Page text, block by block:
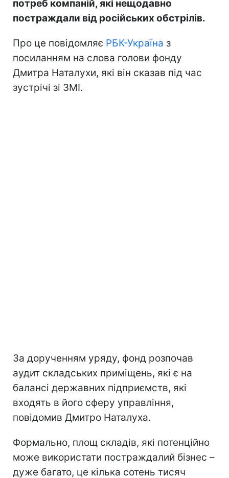
потреб компаній, які нещодавно
постраждали від російських обстрілів.
Про це повідомляє РБК-Україна з
посиланням на слова голови фонду
Дмитра Наталухи, які він сказав під час
зустрічі зі ЗМІ.
За дорученням уряду, фонд розпочав
аудит складських приміщень, які є на
балансі державних підприємств, які
входять в його сферу управління,
повідомив Дмитро Наталуха.
Формально, площ складів, які потенційно
може використати постраждалий бізнес –
дуже багато, це кілька сотень тисяч